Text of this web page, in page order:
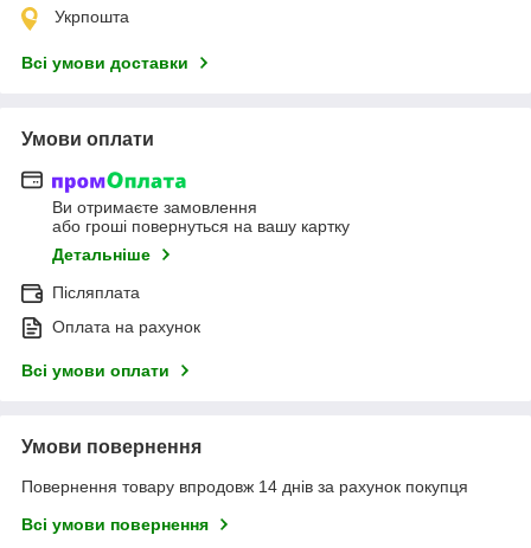
Укрпошта
Всі умови доставки
Умови оплати
Ви отримаєте замовлення
або гроші повернуться на вашу картку
Детальніше
Післяплата
Оплата на рахунок
Всі умови оплати
Умови повернення
Повернення товару впродовж 14 днів за рахунок покупця
Всі умови повернення